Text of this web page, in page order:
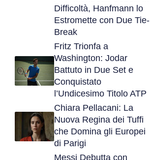
Difficoltà, Hanfmann lo
Estromette con Due Tie-
Break
Fritz Trionfa a
Washington: Jodar
Battuto in Due Set e
Conquistato
l’Undicesimo Titolo ATP
Chiara Pellacani: La
Nuova Regina dei Tuffi
che Domina gli Europei
di Parigi
Messi Debutta con